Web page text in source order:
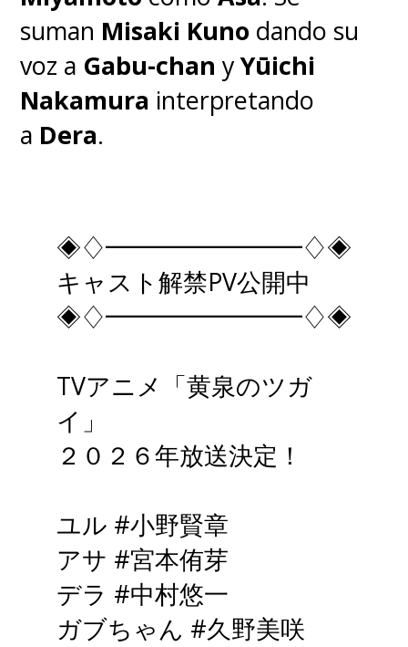
suman Misaki Kuno dando su
voz a Gabu-chanyYūichi
Nakamura interpretando
a Dera.
◈♢━━━━━━━━♢◈
キャスト解禁PV公開中
◈♢━━━━━━━━♢◈
TVアニメ「黄泉のツガ
イ」
２０２６年放送決定！
ユル #小野賢章
アサ #宮本侑芽
デラ #中村悠一
ガブちゃん #久野美咲